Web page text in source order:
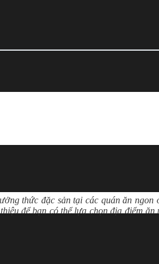
thức đặc sản tại các quán ăn ngon
để bạn có thể lựa chọn địa điểm ăn